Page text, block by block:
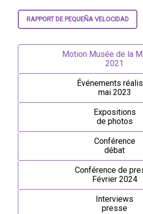
RAPPORT DE PEQUEÑA VELOCIDAD
Motion Musée de la
2021
Événements
mai 2023
Expositions
de photos
Conférence
débat
Conférence de
Février 2024
Interviews
presse